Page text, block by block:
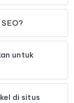
untuk
di situs